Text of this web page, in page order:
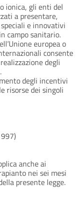
ionica, gli enti del
a presentare,
e innovativi
campo sanitario.
europea o
consente
degli
degli incentivi
risorse dei singoli
anche ai
nei sei mesi
presente legge.